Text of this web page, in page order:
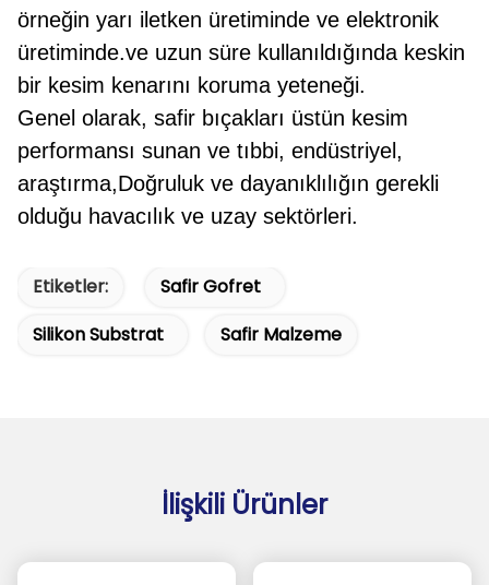
örneğin yarı iletken üretiminde ve elektronik
üretiminde.ve uzun süre kullanıldığında keskin
bir kesim kenarını koruma yeteneği.
Genel olarak, safir bıçakları üstün kesim
performansı sunan ve tıbbi, endüstriyel,
araştırma,Doğruluk ve dayanıklılığın gerekli
olduğu havacılık ve uzay sektörleri.
Etiketler:
Safir Gofret
Silikon Substrat
Safir Malzeme
İlişkili Ürünler